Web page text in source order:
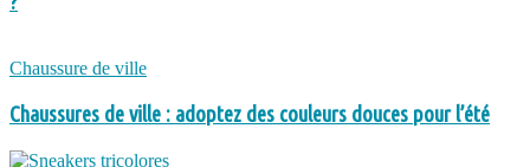
Chaussure de ville
Chaussures de ville : adoptez des couleurs douces pour l’été